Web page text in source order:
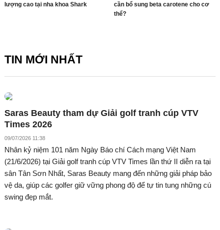
lượng cao tại nha khoa Shark
cần bổ sung beta carotene cho cơ
thể?
TIN MỚI NHẤT
Saras Beauty tham dự Giải golf tranh cúp VTV
Times 2026
09/07/2026 11:38
Nhân kỷ niệm 101 năm Ngày Báo chí Cách mạng Việt Nam
(21/6/2026) tại Giải golf tranh cúp VTV Times lần thứ II diễn ra tại
sân Tân Sơn Nhất, Saras Beauty mang đến những giải pháp bảo
vệ da, giúp các golfer giữ vững phong độ để tự tin tung những cú
swing đẹp mắt.